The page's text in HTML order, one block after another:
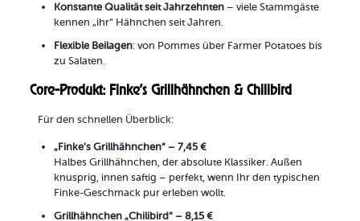
Konstante Qualität seit Jahrzehnten– viele Stammgäste
kennen „ihr“ Hähnchen seit Jahren.
Flexible Beilagen: von Pommes über Farmer Potatoes bis
zu Salaten.
Core-Produkt: Finke’s Grillhähnchen & Chilibird
Für den schnellen Überblick:
„Finke’s Grillhähnchen“ – 7,45 €
Halbes Grillhähnchen, der absolute Klassiker. Außen
knusprig, innen saftig – perfekt, wenn Ihr den typischen
Finke-Geschmack pur erleben wollt.
Grillhähnchen „Chilibird“ – 8,15 €